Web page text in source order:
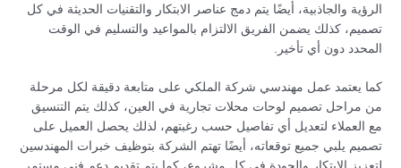
الرؤية والجاذبية، أيضًا يتم دمج عناصر الابتكار والتقنيات الحديثة في كل
تصميم، كذلك يضمن الفريق الالتزام بالمواعيد والتسليم في الوقت
المحدد دون أي تأخير.
كما يعتمد عمل مهندسي شركة الملكي على متابعة دقيقة لكل مرحلة
من مراحل تصميم لوحات محلات تجارية في العين، كذلك يتم التنسيق
مع العملاء لتعديل أي تفاصيل حسب رغبتهم، لذلك يحصل العميل على
تصميم يلبي جميع توقعاته، أيضًا تهتم الشركة بتوظيف خبرات المهندسين